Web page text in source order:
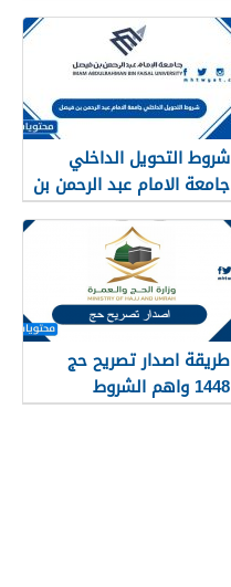
شروط التحويل الداخلي
جامعة الامام عبد الرحمن بن
فيصل 1448
طريقة اصدار تصريح حج
1448 واهم الشروط
المطلوبة بالتفصيل